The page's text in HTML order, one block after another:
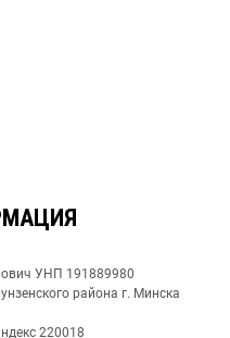
УНП 191889980
района г. Минска
220018